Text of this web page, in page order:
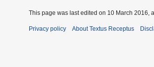
This page was last edited on 10 March 2016,
Privacy policy About Textus Receptus